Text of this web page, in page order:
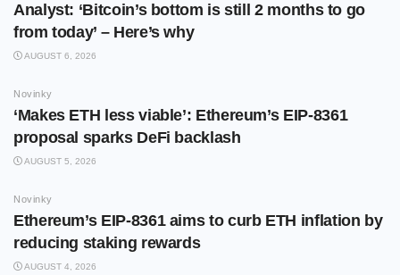
Analyst: ‘Bitcoin’s bottom is still 2 months to go
from today’ – Here’s why
AUGUST 6, 2026
Novinky
‘Makes ETH less viable’: Ethereum’s EIP-8361
proposal sparks DeFi backlash
AUGUST 5, 2026
Novinky
Ethereum’s EIP-8361 aims to curb ETH inflation by
reducing staking rewards
AUGUST 4, 2026